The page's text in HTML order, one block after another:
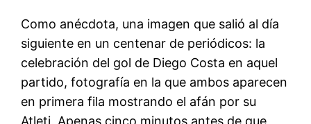
Como anécdota, una imagen que salió al día
siguiente en un centenar de periódicos: la
celebración del gol de Diego Costa en aquel
partido, fotografía en la que ambos aparecen
en primera fila mostrando el afán por su
Atleti. Apenas cinco minutos antes de que